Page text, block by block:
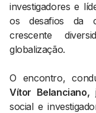
investigadores e
os desafios da
crescente
globalização.
O encontro,
Vítor Belanciano,
social e